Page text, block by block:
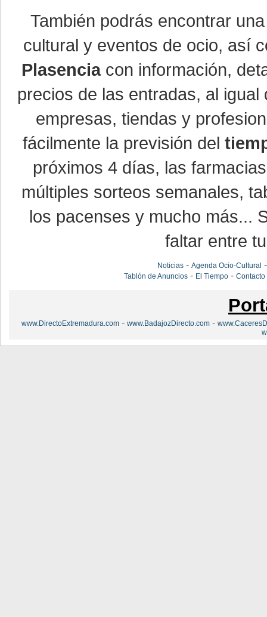
También podrás encontrar
cultural y eventos de ocio, así
Plasenciacon información,
precios de las entradas, al
empresas, tiendas y
fácilmente la previsión del
próximos 4 días, las
múltiples sorteos semanales,
los pacenses y mucho más...
faltar entre
Noticias- Agenda Ocio-Cultural
Tablón de Anuncios- El Tiempo- Contacto
www.DirectoExtremadura.com - www.BadajozDirecto.com -